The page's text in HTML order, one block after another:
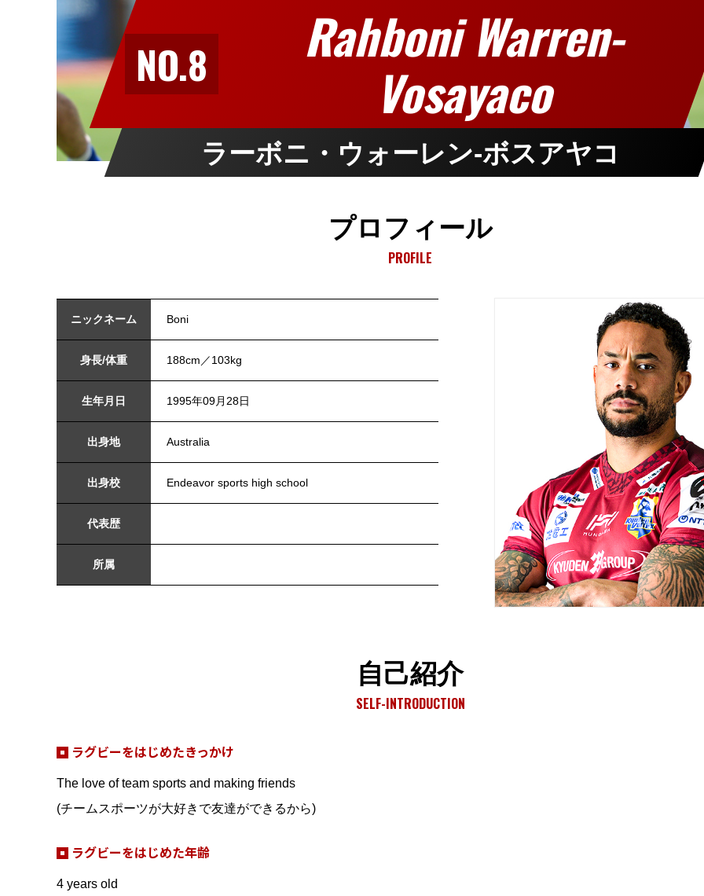
NO.8
Rahboni Warren-
Vosayaco
ラーボニ・ウォーレン-ボスアヤコ
プロフィール
PROFILE
ニックネーム Boni
身長/体重 188cm／103kg
生年月日 1995年09月28日
出身地 Australia
出身校 Endeavor sports high school
代表歴
所属
自己紹介
SELF-INTRODUCTION
ラグビーをはじめたきっかけ
The love of team sports and making friends
(チームスポーツが大好きで友達ができるから)
ラグビーをはじめた年齢
4 years old